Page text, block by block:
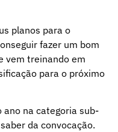
planos para o
fazer um bom
vem treinando em
para o próximo
ano na categoria sub-
da convocação.